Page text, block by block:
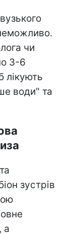
чи
3-6
лікують
води" та
зустрів
а